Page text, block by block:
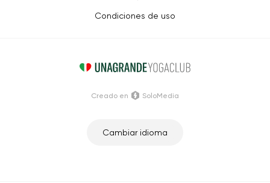
Condiciones de uso
Cambiar idioma
Creado en SoloMedia